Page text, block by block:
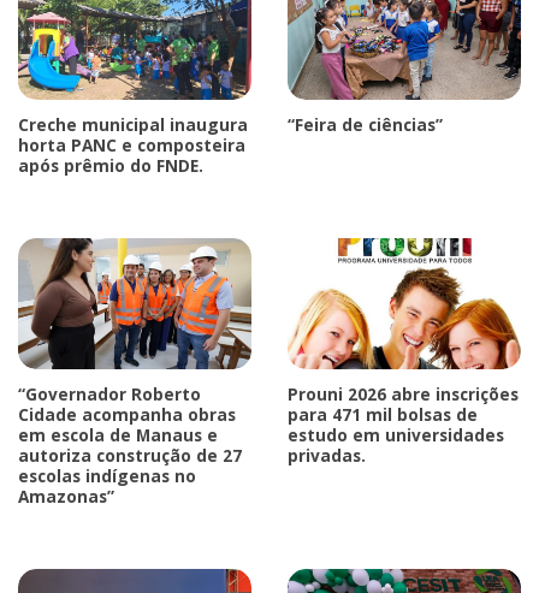
Creche municipal inaugura
horta PANC e composteira
após prêmio do FNDE.
“Feira de ciências”
“Governador Roberto
Cidade acompanha obras
em escola de Manaus e
autoriza construção de 27
escolas indígenas no
Amazonas”
Prouni 2026 abre inscrições
para 471 mil bolsas de
estudo em universidades
privadas.